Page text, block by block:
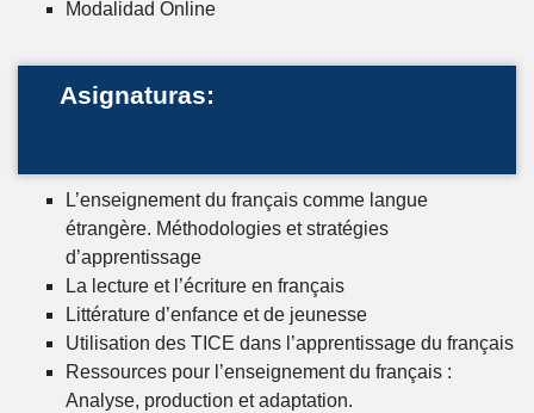
Modalidad Online
Asignaturas:
L’enseignement du français comme langue
étrangère. Méthodologies et stratégies
d’apprentissage
La lecture et l’écriture en français
Littérature d’enfance et de jeunesse
Utilisation des TICE dans l’apprentissage du français
Ressources pour l’enseignement du français :
Analyse, production et adaptation.